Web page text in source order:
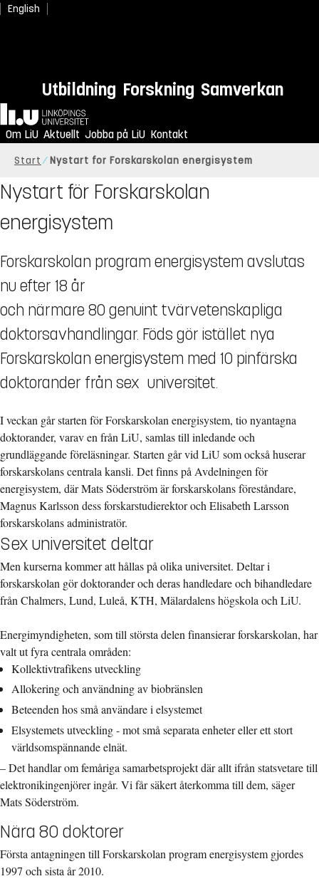
English
Utbildning Forskning Samverkan
Hem
Om LiU Aktuellt Jobba på LiU Kontakt
Start Nystart for Forskarskolan energisystem
Nystart för Forskarskolan
energisystem
Forskarskolan program energisystem avslutas
nu efter 18 år
och närmare 80 genuint tvärvetenskapliga
doktorsavhandlingar. Föds gör istället nya
Forskarskolan energisystem med 10 pinfärska
doktorander från sex universitet.
I veckan går starten för Forskarskolan energisystem, tio nyantagna
doktorander, varav en från LiU, samlas till inledande och
grundläggande föreläsningar. Starten går vid LiU som också huserar
forskarskolans centrala kansli. Det finns på Avdelningen för
energisystem, där Mats Söderström är forskarskolans föreståndare,
Magnus Karlsson dess forskarstudierektor och Elisabeth Larsson
forskarskolans administratör.
Sex universitet deltar
Men kurserna kommer att hållas på olika universitet. Deltar i
forskarskolan gör doktorander och deras handledare och bihandledare
från Chalmers, Lund, Luleå, KTH, Mälardalens högskola och LiU.
Energimyndigheten, som till största delen finansierar forskarskolan, har
valt ut fyra centrala områden:
Kollektivtrafikens utveckling
Allokering och användning av biobränslen
Beteenden hos små användare i elsystemet
Elsystemets utveckling - mot små separata enheter eller ett stort
världsomspännande elnät.
– Det handlar om femåriga samarbetsprojekt där allt ifrån statsvetare till
elektronikingenjörer ingår. Vi får säkert återkomma till dem, säger
Mats Söderström.
Nära 80 doktorer
Första antagningen till Forskarskolan program energisystem gjordes
1997 och sista år 2010.